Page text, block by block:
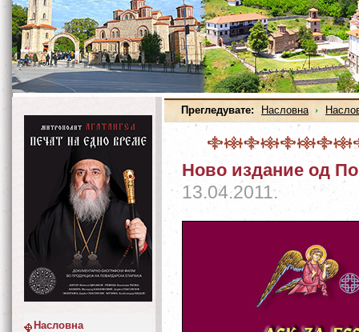
Прегледувате: Насловна
Ново издание од
13.04.2011.
Насловна